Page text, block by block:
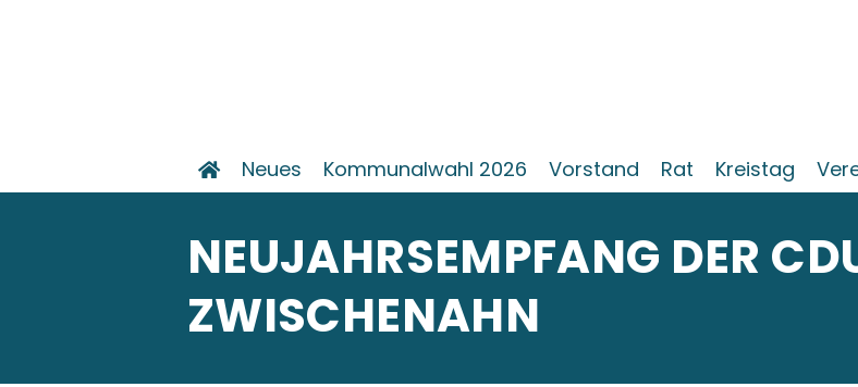
Neues Kommunalwahl 2026 Vorstand Rat Kreistag
NEUJAHRSEMPFANG DER
ZWISCHENAHN